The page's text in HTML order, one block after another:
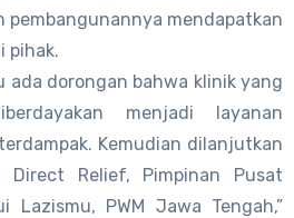
pembangunannya mendapatkan
pihak.
ada dorongan bahwa klinik yang
menjadi layanan
Kemudian dilanjutkan
Relief, Pimpinan Pusat
Lazismu, PWM Jawa Tengah,”